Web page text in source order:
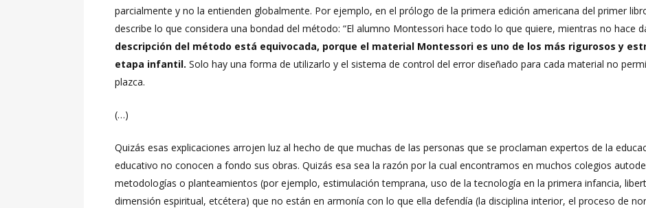
parcialmente y no la entienden globalmente. Por ejemplo, en el prólogo de la primera edición americana del primer
describe lo que considera una bondad del método: “El alumno Montessori hace todo lo que quiere, mientras no hace
descripción del método está equivocada, porque el material Montessori es uno de los más rigurosos y
etapa infantil. Solo hay una forma de utilizarlo y el sistema de control del error diseñado para cada material no
plazca.
(…)
Quizás esas explicaciones arrojen luz al hecho de que muchas de las personas que se proclaman expertos de la
educativo no conocen a fondo sus obras. Quizás esa sea la razón por la cual encontramos en muchos colegios
metodologías o planteamientos (por ejemplo, estimulación temprana, uso de la tecnología en la primera infancia,
dimensión espiritual, etcétera) que no están en armonía con lo que ella defendía (la disciplina interior, el proceso de